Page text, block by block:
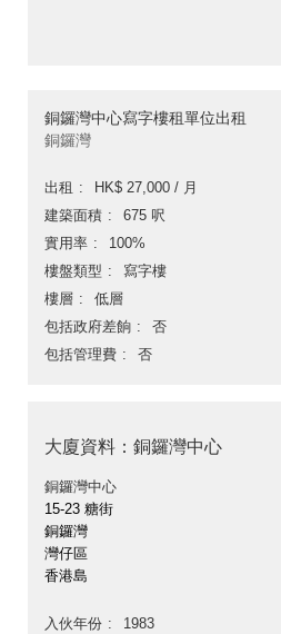
銅鑼灣中心寫字樓租單位出租
銅鑼灣
出租
HK$ 27,000 / 月
建築面積
675 呎
實用率
100%
樓盤類型
寫字樓
樓層
低層
包括政府差餉
否
包括管理費
否
大廈資料：銅鑼灣中心
銅鑼灣中心
15-23 糖街
銅鑼灣
灣仔區
香港島
入伙年份
1983